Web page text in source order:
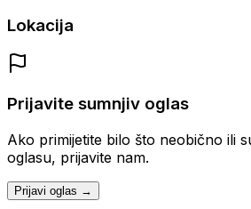
Lokacija
Prijavite sumnjiv oglas
Ako primijetite bilo što neobično ili
oglasu, prijavite nam.
Prijavi oglas →